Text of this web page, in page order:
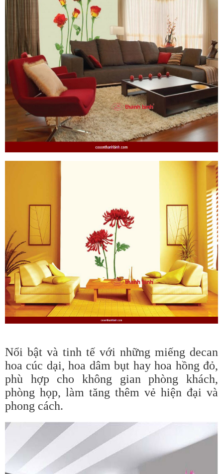
Nổi bật và tinh tế với những miếng decan
hoa cúc dại, hoa dâm bụt hay hoa hồng đỏ,
phù hợp cho không gian phòng khách,
phòng họp, làm tăng thêm vẻ hiện đại và
phong cách.